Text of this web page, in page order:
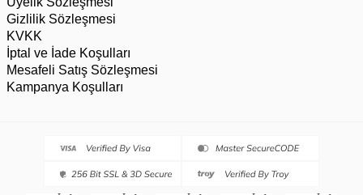
Gizlilik Sözleşmesi
KVKK
İptal ve İade Koşulları
Mesafeli Satış Sözleşmesi
Kampanya Koşulları